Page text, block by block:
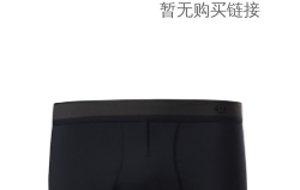
暂无购买链接